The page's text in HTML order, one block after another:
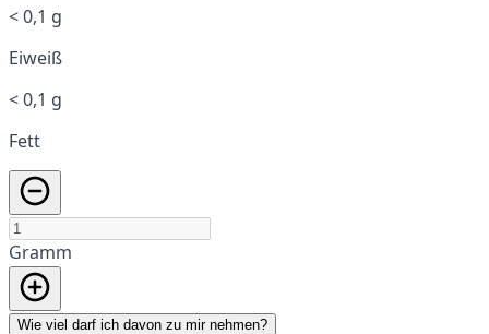
< 0,1 g
Eiweiß
< 0,1 g
Fett
Gramm
Wie viel darf ich davon zu mir nehmen?